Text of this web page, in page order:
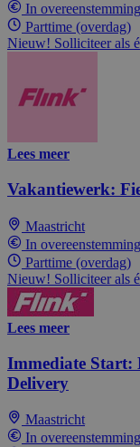
In overeenstemming
Parttime (overdag)
Nieuw! Solliciteer als
Lees meer
Vakantiewerk:
Maastricht
In overeenstemming
Parttime (overdag)
Nieuw! Solliciteer als
Lees meer
Immediate
Delivery
Maastricht
In overeenstemming